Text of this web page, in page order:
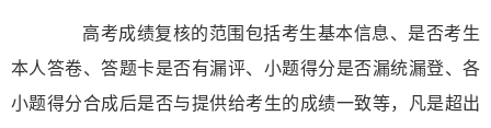
高考成绩复核的范围包括考生基本信息、是否考生
本人答卷、答题卡是否有漏评、小题得分是否漏统漏登、各
小题得分合成后是否与提供给考生的成绩一致等，凡是超出